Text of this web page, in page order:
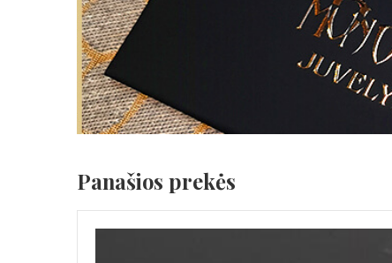
Panašios prekės